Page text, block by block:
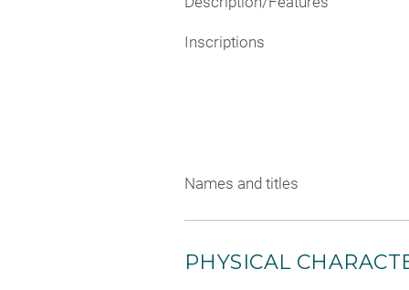
Inscriptions
Names and titles
PHYSICAL